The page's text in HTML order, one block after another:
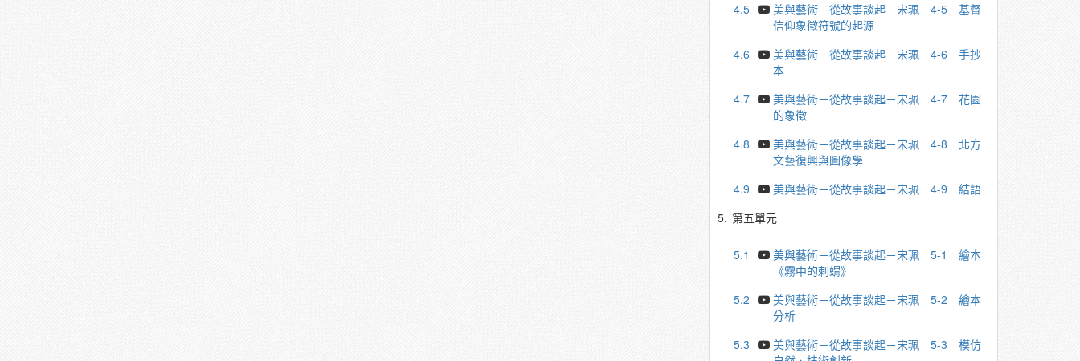
4.5
美與藝術－從故事談起－宋珮 4-5 基督
信仰象徵符號的起源
4.6
美與藝術－從故事談起－宋珮 4-6 ⼿抄
本
4.7
美與藝術－從故事談起－宋珮 4-7 花園
的象徵
4.8
美與藝術－從故事談起－宋珮 4-8 北⽅
文藝復興與圖像學
4.9
美與藝術－從故事談起－宋珮 4-9 結語
5. 第五單元
5.1
美與藝術－從故事談起－宋珮 5-1 繪本
《霧中的刺蝟》
5.2
美與藝術－從故事談起－宋珮 5-2 繪本
分析
5.3
美與藝術－從故事談起－宋珮 5-3 模仿